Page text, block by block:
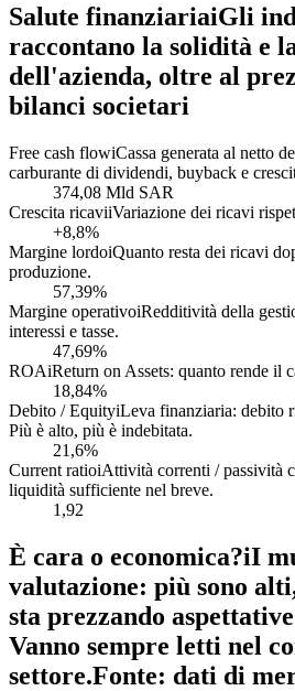
Salute finanziariaiGli
raccontano la solidità e
dell'azienda, oltre al
bilanci societari
Free cash flowiCassa generata al netto
carburante di dividendi, buyback e
374,08 Mld SAR
Crescita ricaviiVariazione dei ricavi
+8,8%
Margine lordoiQuanto resta dei ricavi
produzione.
57,39%
Margine operativoiRedditività della
interessi e tasse.
47,69%
ROAiReturn on Assets: quanto rende il
18,84%
Debito / EquityiLeva finanziaria: debito
Più è alto, più è indebitata.
21,6%
Current ratioiAttività correnti / passività
liquidità sufficiente nel breve.
1,92
È cara o economica?iI
valutazione: più sono
sta prezzando
Vanno sempre letti nel
settore.Fonte: dati di